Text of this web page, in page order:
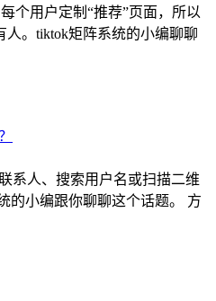
个用户定制“推荐”页面，所以
。tiktok矩阵系统的小编聊聊
系人、搜索用户名或扫描二维
的小编跟你聊聊这个话题。 方